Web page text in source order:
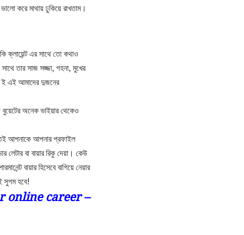
করে মাথায় ঢুকিয়ে রাখতাম।
ক্লায়েন্ট এর সাথে তো কথাও
তার সাজ সজ্জা, গহনা, মুখের
ই এই আমাদের দুজনের
বুয়েটের অনেক ভাইয়ার থেকেও
আপনাকে আপনার প্রফাইল
বা বায়ার রিকু দেয়া। কেউ
বায়ার হিসেবে বাগিয়ে নেয়ার
সুগম হবে!
online career –